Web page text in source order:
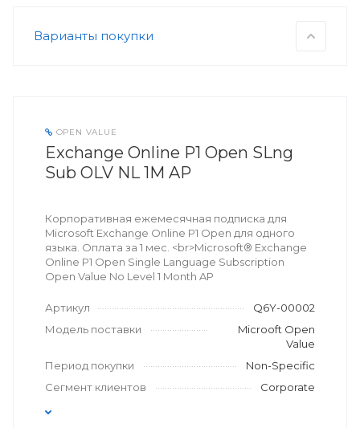
Варианты покупки
OPEN VALUE
Exchange Online P1 Open SLng
Sub OLV NL 1M AP
Корпоративная ежемесячная подписка для
Microsoft Exchange Online P1 Open для одного
языка. Оплата за 1 мес. <br>Microsoft® Exchange
Online P1 Open Single Language Subscription
Open Value No Level 1 Month AP
Артикул
Q6Y-00002
Модель поставки
Microoft Open
Value
Период покупки
Non-Specific
Сегмент клиентов
Corporate